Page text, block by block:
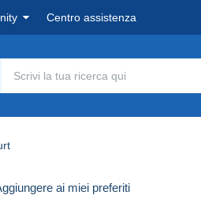
Centro assistenza
ai miei preferiti